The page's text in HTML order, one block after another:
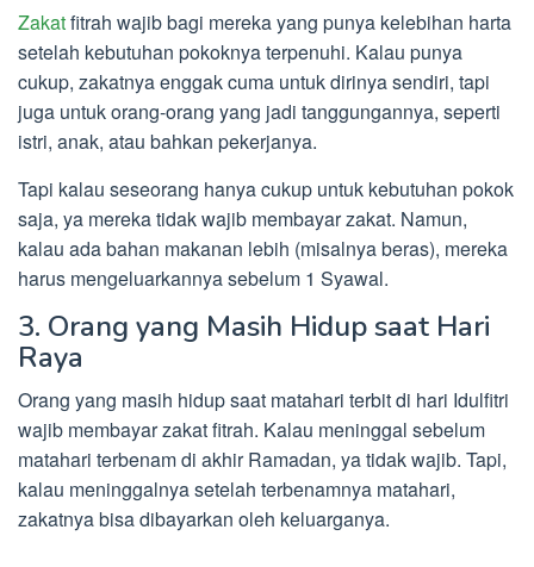
Zakatfitrah wajib bagi mereka yang punya kelebihan harta
setelah kebutuhan pokoknya terpenuhi. Kalau punya
cukup, zakatnya enggak cuma untuk dirinya sendiri, tapi
juga untuk orang-orang yang jadi tanggungannya, seperti
istri, anak, atau bahkan pekerjanya.
Tapi kalau seseorang hanya cukup untuk kebutuhan pokok
saja, ya mereka tidak wajib membayar zakat. Namun,
kalau ada bahan makanan lebih (misalnya beras), mereka
harus mengeluarkannya sebelum 1 Syawal.
3. Orang yang Masih Hidup saat Hari
Raya
Orang yang masih hidup saat matahari terbit di hari Idulfitri
wajib membayar zakat fitrah. Kalau meninggal sebelum
matahari terbenam di akhir Ramadan, ya tidak wajib. Tapi,
kalau meninggalnya setelah terbenamnya matahari,
zakatnya bisa dibayarkan oleh keluarganya.